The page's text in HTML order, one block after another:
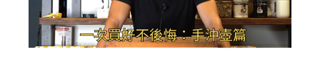
只要再完成幾個步驟，即可完成帳號的註冊程序，